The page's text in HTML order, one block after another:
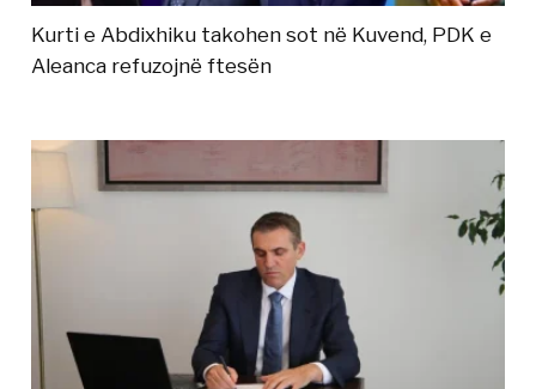
Kurti e Abdixhiku takohen sot në Kuvend, PDK e
Aleanca refuzojnë ftesën